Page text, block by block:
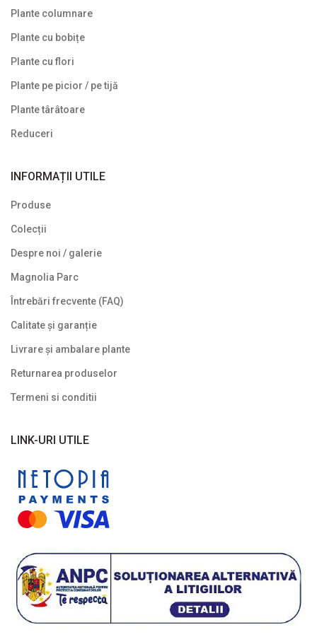
Plante columnare
Plante cu bobițe
Plante cu flori
Plante pe picior / pe tijă
Plante târâtoare
Reduceri
INFORMAȚII UTILE
Produse
Colecții
Despre noi / galerie
Magnolia Parc
Întrebări frecvente (FAQ)
Calitate și garanție
Livrare și ambalare plante
Returnarea produselor
Termeni si conditii
LINK-URI UTILE